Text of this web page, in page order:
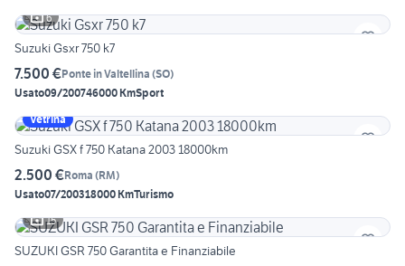
6
Suzuki Gsxr 750 k7
7.500 €Ponte in Valtellina (SO)
Usato09/200746000 KmSport
Vetrina
Suzuki GSX f 750 Katana 2003 18000km
2.500 €Roma (RM)
Usato07/200318000 KmTurismo
15
SUZUKI GSR 750 Garantita e Finanziabile